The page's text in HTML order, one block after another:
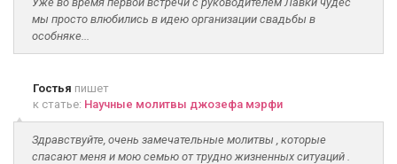
мы просто влюбились в идею организации свадьбы в
особняке...
Гостья пишет
к статье: Научные молитвы джозефа мэрфи
Здравствуйте, очень замечательные молитвы , которые
спасают меня и мою семью от трудно жизненных ситуаций .